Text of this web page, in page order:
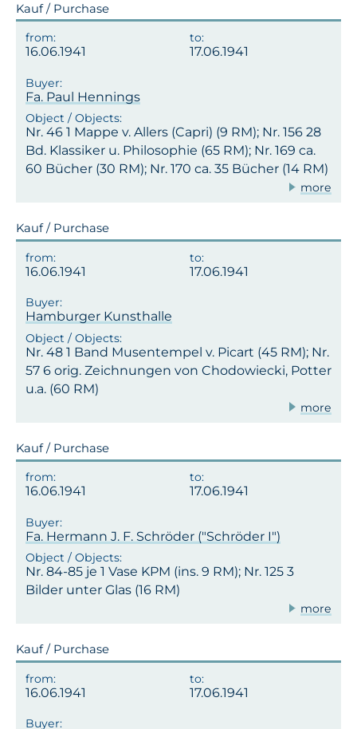
Kauf / Purchase
16.06.1941 17.06.1941
Fa. Paul Hennings
Nr. 46 1 Mappe v. Allers (Capri) (9 RM); Nr. 156 28
Bd. Klassiker u. Philosophie (65 RM); Nr. 169 ca.
60 Bücher (30 RM); Nr. 170 ca. 35 Bücher (14 RM)
more
Kauf / Purchase
16.06.1941 17.06.1941
Hamburger Kunsthalle
Nr. 48 1 Band Musentempel v. Picart (45 RM); Nr.
57 6 orig. Zeichnungen von Chodowiecki, Potter
u.a. (60 RM)
more
Kauf / Purchase
16.06.1941 17.06.1941
Fa. Hermann J. F. Schröder ("Schröder I")
Nr. 84-85 je 1 Vase KPM (ins. 9 RM); Nr. 125 3
Bilder unter Glas (16 RM)
more
Kauf / Purchase
16.06.1941 17.06.1941